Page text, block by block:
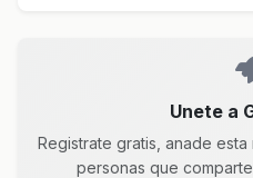
Unete a
Registrate gratis, anade
personas que